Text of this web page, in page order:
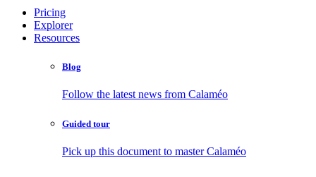
Pricing
Explorer
Resources
Blog
Follow the latest news from Calaméo
Guided tour
Pick up this document to master Calaméo